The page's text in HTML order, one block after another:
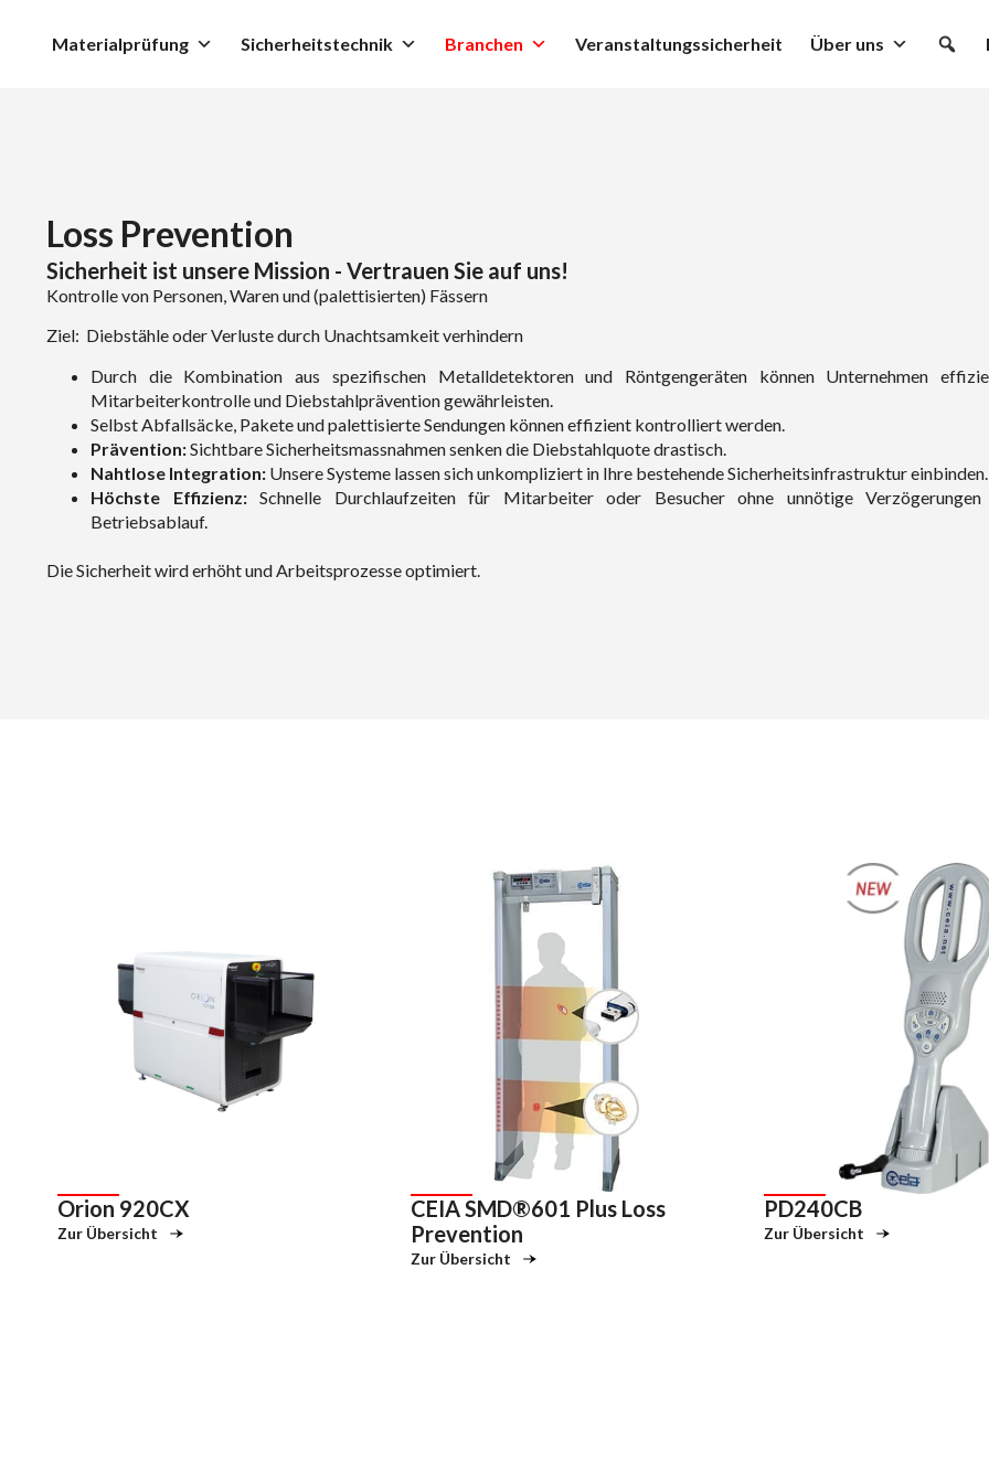
Materialprüfung Sicherheitstechnik Branchen Veranstaltungssicherheit Über uns
Loss Prevention
Sicherheit ist unsere Mission - Vertrauen Sie auf uns!
Kontrolle von Personen, Waren und (palettisierten) Fässern
Ziel: Diebstähle oder Verluste durch Unachtsamkeit verhindern
Durch die Kombination aus spezifischen Metalldetektoren und Röntgengeräten können Unternehmen
Mitarbeiterkontrolle und Diebstahlprävention gewährleisten.
Selbst Abfallsäcke, Pakete und palettisierte Sendungen können effizient kontrolliert werden.
Prävention:Sichtbare Sicherheitsmassnahmen senken die Diebstahlquote drastisch.
Nahtlose Integration: Unsere Systeme lassen sich unkompliziert in Ihre bestehende Sicherheitsinfrastruktur einbinden.
Höchste Effizienz:Schnelle Durchlaufzeiten für Mitarbeiter oder Besucher ohne unnötige
Betriebsablauf.
Die Sicherheit wird erhöht und Arbeitsprozesse optimiert.
Orion 920CX
Zur Übersicht
CEIA SMD®601 Plus Loss
Prevention
Zur Übersicht
PD240CB
Zur Übersicht